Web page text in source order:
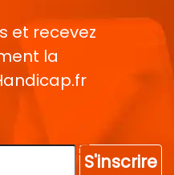
et recevez
la
S'inscrire